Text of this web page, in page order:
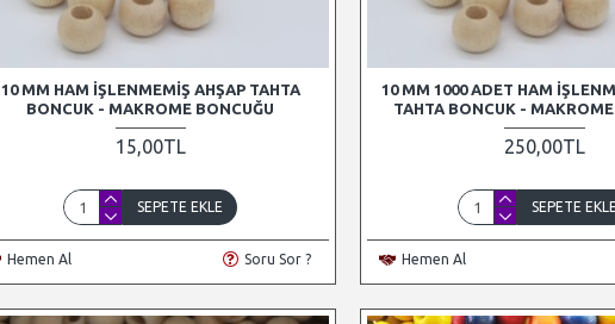
10 MM HAM İŞLENMEMIŞ AHŞAP TAHTA
BONCUK - MAKROME BONCUĞU
15,00TL
SEPETE EKLE
Hemen Al Soru Sor ?
10 MM 1000 ADET HAM
TAHTA BONCUK -
250,00TL
SEPETE
Hemen Al